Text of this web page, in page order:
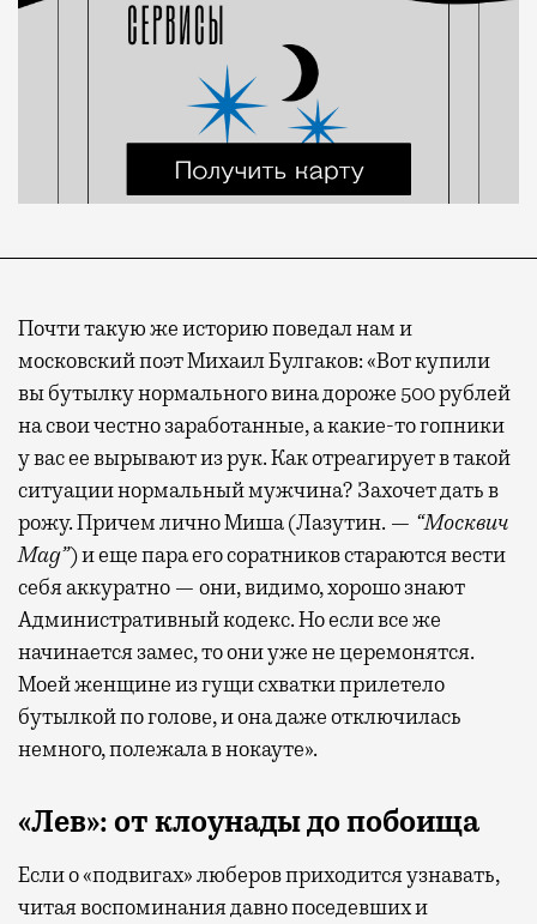
Почти такую же историю поведал нам и
московский поэт Михаил Булгаков: «Вот купили
вы бутылку нормального вина дороже 500 рублей
на свои честно заработанные, а какие-то гопники
у вас ее вырывают из рук. Как отреагирует в такой
ситуации нормальный мужчина? Захочет дать в
рожу. Причем лично Миша (Лазутин. — “Москвич
Mag”) и еще пара его соратников стараются вести
себя аккуратно — они, видимо, хорошо знают
Административный кодекс. Но если все же
начинается замес, то они уже не церемонятся.
Моей женщине из гущи схватки прилетело
бутылкой по голове, и она даже отключилась
немного, полежала в нокауте».
«Лев»: от клоунады до побоища
Если о «подвигах» люберов приходится узнавать,
читая воспоминания давно поседевших и